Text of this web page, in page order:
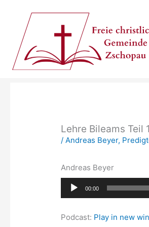
springen
Lehre Bileams Teil 1
/ Andreas Beyer,
Andreas Beyer
Audio-
Player
00:00
Podcast: Play in new